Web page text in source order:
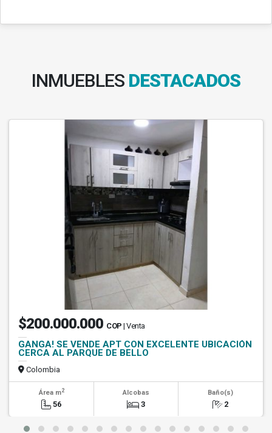
INMUEBLES DESTACADOS
$200.000.000 COP | Venta
GANGA! SE VENDE APT CON EXCELENTE UBICACIÓN
CERCA AL PARQUE DE BELLO
Colombia
Área m2
56
Alcobas
3
Baño(s)
2